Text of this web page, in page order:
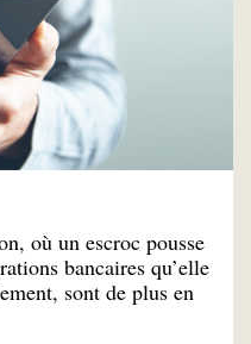
où un escroc pousse
bancaires qu’elle
sont de plus en